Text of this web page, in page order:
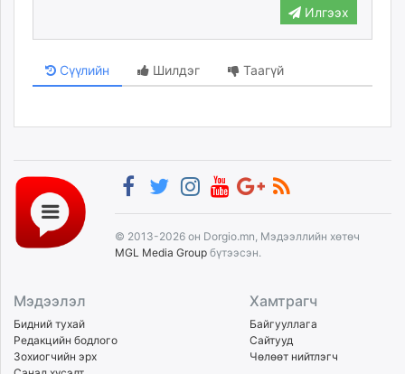
Илгээх
Сүүлийн Шилдэг Таагүй
© 2013-2026 он Dorgio.mn, Мэдээллийн хөтөч
MGL Media Group бүтээсэн.
Мэдээлэл
Бидний тухай
Редакцийн бодлого
Зохиогчийн эрх
Хамтрагч
Байгууллага
Сайтууд
Чөлөөт нийтлэгч